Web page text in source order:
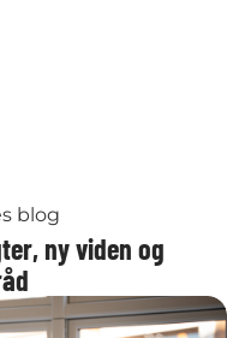
blog
ny viden og